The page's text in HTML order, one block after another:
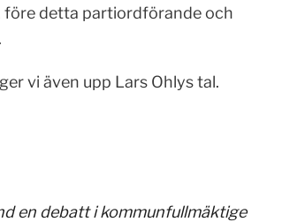
före detta partiordförande och
vi även upp Lars Ohlys tal.
en debatt i kommunfullmäktige